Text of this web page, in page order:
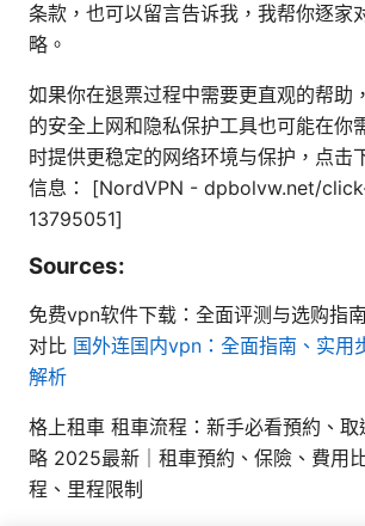
条款，也可以留言告诉我，我帮你逐家
略。
如果你在退票过程中需要更直观的帮助
的安全上网和隐私保护工具也可能在你
时提供更稳定的网络环境与保护，点击
信息： [NordVPN - dpbolvw.net/
13795051]
Sources:
免费vpn软件下载：全面评测与选购指
对比 国外连国内vpn：全面指南、实用
解析
格上租車 租車流程：新手必看預約、
略 2025最新｜租車預約、保險、費用
程、里程限制